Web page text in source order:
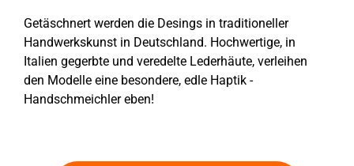
Getäschnert werden die Desings in traditioneller
Handwerkskunst in Deutschland. Hochwertige, in
Italien gegerbte und veredelte Lederhäute, verleihen
den Modelle eine besondere, edle Haptik -
Handschmeichler eben!